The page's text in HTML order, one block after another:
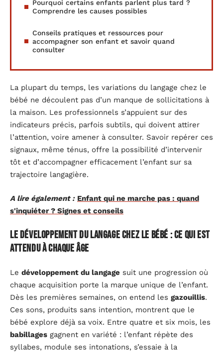
Pourquoi certains enfants parlent plus tard ?
Comprendre les causes possibles
Conseils pratiques et ressources pour
accompagner son enfant et savoir quand
consulter
La plupart du temps, les variations du langage chez le
bébé ne découlent pas d’un manque de sollicitations à
la maison. Les professionnels s’appuient sur des
indicateurs précis, parfois subtils, qui doivent attirer
l’attention, voire amener à consulter. Savoir repérer ces
signaux, même ténus, offre la possibilité d’intervenir
tôt et d’accompagner efficacement l’enfant sur sa
trajectoire langagière.
A lire également : Enfant qui ne marche pas : quand
s'inquiéter ? Signes et conseils
Le développement du langage chez le bébé : ce qui est
attendu à chaque âge
Le développement du langage suit une progression où
chaque acquisition porte la marque unique de l’enfant.
Dès les premières semaines, on entend les gazouillis.
Ces sons, produits sans intention, montrent que le
bébé explore déjà sa voix. Entre quatre et six mois, les
babillages gagnent en variété : l’enfant répète des
syllabes, module ses intonations, s’essaie à la